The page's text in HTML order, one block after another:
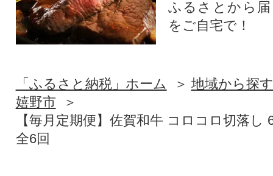
ふるさとから
をご自宅で！
「ふるさと納税」ホーム
地域から探す
嬉野市
【毎月定期便】佐賀和牛 コロコロ切落し
全6回